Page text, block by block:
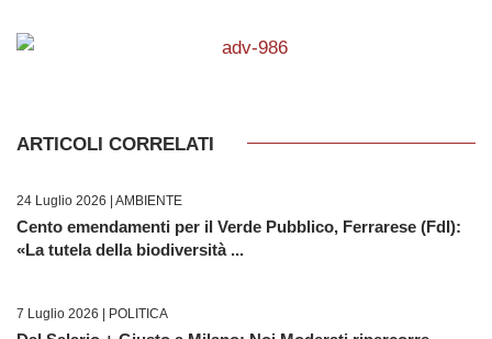
ARTICOLI CORRELATI
24 Luglio 2026 | AMBIENTE
Cento emendamenti per il Verde Pubblico, Ferrarese (FdI):
«La tutela della biodiversità ...
7 Luglio 2026 | POLITICA